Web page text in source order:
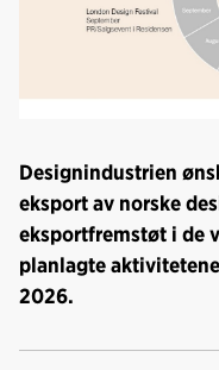
Designindustrien
eksport av norske
eksportfremstøt i de
planlagte
2026.